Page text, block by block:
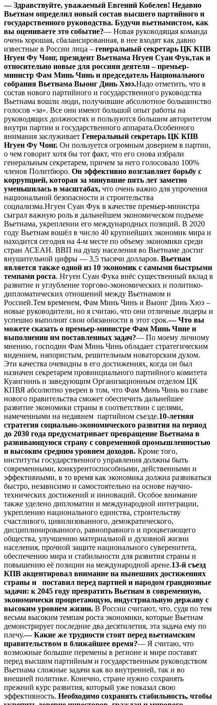
— Здравствуйте, уважаемый Евгений Кобелев! Недавно
Вьетнам определил новый состав высшего партийного и
государственного руководства. Будучи вьетнамистом, как
вы оцениваете это событие?— Новая руководящая команда
очень хорошая, сбалансированная, в нее входят как давно
известные в России лица – генеральный секретарь ЦК КПВ
Нгуен Фу Чонг, президент Вьетнама Нгуен Суан Фук,так и
относительно новые для россиян деятели – премьер-
министр Фам Минь Чинь и председатель Национального
собрания Вьетнама Выонг Динь Хюэ.Надо отметить, что в
состав нового партийного и государственного руководства
Вьетнама вошли люди, получившие абсолютное большинство
голосов «за». Все они имеют большой опыт работы на
руководящих должностях и пользуются большим авторитетом
внутри партии и государственного аппарата.Особенного
внимания заслуживает Генеральный секретарь ЦК КПВ
Нгуен Фу Чонг. Он пользуется огромным доверием в партии,
о чем говорит хотя бы тот факт, что его снова избрали
генеральным секретарем, причем за него голосовало 100%
членов Политбюро. Он эффективно возглавляет борьбу с
коррупцией, которая за минувшие пять лет заметно
уменьшилась в масштабах, что очень важно для упрочения
национальной безопасности и строительства
социализма.Нгуен Суан Фук в качестве премьер-министра
сыграл важную роль в дальнейшем экономическом подъеме
Вьетнама, укреплении его международных позиций. В 2020
году Вьетнам вошёл в число 40 крупнейших экономик мира и
находится сегодня на 4-м месте по объему экономики среди
стран АСЕАН. ВВП на душу населения во Вьетнаме достиг
внушительной цифры — 3,5 тысячи долларов. Вьетнам
является также одной из 10 экономик с самыми быстрыми
темпами роста. Нгуен Суан Фука внёс существенный вклад в
развитие и углубление торгово-экономических и политико-
дипломатических отношений между Вьетнамом и
Россией.Тем временем, Фам Минь Чинь и Выонг Динь Хюэ –
новые руководители, но я считаю, что они отличные лидеры и
успешно выполнят свои обязанности в этот срок.— Что вы
можете сказать о премьер-министре Фам Минь Чине и
выполнении им поставленных задач?— По моему личному
мнению, господин Фам Минь Чинь обладает стратегическим
видением, напористым, решительным новаторским духом.
Эти качества очевидны в его достижениях, когда он был
назначен секретарем провинциального партийного комитета
Куангнинь и заведующим Организационным отделом ЦК
КПВЯ абсолютно уверен в том, что Фам Минь Чинь во главе
нового правительства сможет обеспечить дальнейшее
развитие экономики страны в соответствии с целями,
намеченными на недавнем партийном съезде.10-летняя
стратегия социально-экономического развития на период
до 2030 года предусматривает превращение Вьетнама в
развивающуюся страну с современной промышленностью
и высоким средним уровнем доходов. Кроме того,
институты государственного управления должны быть
современными, конкурентоспособными, действенными и
эффективными, в то время как экономика должна развиваться
быстро, независимо и самостоятельно на основе научно-
технических достижений и инноваций. Особое внимание
также уделено дипломатии и международной интеграции,
укреплению национального единства, строительству
счастливого, цивилизованного, демократического,
дисциплинированного, равноправного и процветающего
общества, улучшению материальной и духовной жизни
населения, прочной защите национального суверенитета,
обеспечению мира и стабильности для развития страны и
повышению её позиции на международной арене.13-й съезд
КПВ акцентировал внимание на нынешних достижениях
страны и поставил перед партией и народом грандиозные
задачи: к 2045 году превратить Вьетнам в современную,
экономически процветающую, индустриальную державу с
высоким уровнем жизни. В России считают, что, судя по тем
весьма высоким темпам роста экономики, которые Вьетнам
демонстрирует последние два десятилетия, эта задача ему по
плечу.— Какие же трудности стоят перед вьетнамским
правительством в ближайшее время?— Я считаю, что
возможные большие перемены в регионе и мире поставят
перед высшим партийным и государственным руководством
Вьетнама сложные задачи как во внутренней, так и во
внешней политике. Конечно, стране нужно сохранять
прежний курс развития, который уже показал свою
эффективность. Необходимо сохранять стабильность, чтобы